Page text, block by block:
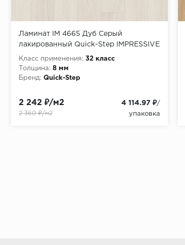
Ламинат IM 4665 Дуб Серый
лакированный Quick-Step IMPRESSIVE
8 мм
Класс применения: 32 класс
Толщина: 8 мм
Бренд: Quick-Step
2 242 ₽/м2
2 360 ₽/м2
4 114.97 ₽/
упаковка